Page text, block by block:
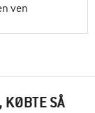
ven
KØBTE SÅ